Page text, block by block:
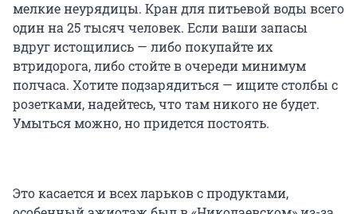
мелкие неурядицы. Кран для питьевой воды всего
один на 25 тысяч человек. Если ваши запасы
вдруг истощились — либо покупайте их
втридорога, либо стойте в очереди минимум
полчаса. Хотите подзарядиться — ищите столбы с
розетками, надейтесь, что там никого не будет.
Умыться можно, но придется постоять.
Это касается и всех ларьков с продуктами,